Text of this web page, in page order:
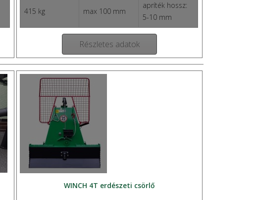
415 kg max 100 mm
apríték hossz:
5-10 mm
Részletes adatok
WINCH 4T erdészeti csörlő